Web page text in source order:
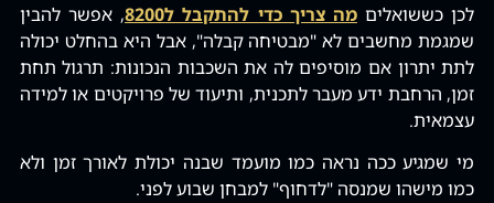
לכן כששואליםמה צריך כדי להתקבל ל8200
‚ אפשר להבין
שמגמת מחשבים לא "מבטיחה קבלה"‚ אבל היא בהחלט יכולה
לתת יתרון אם מוסיפים לה את השכבות הנכונות: תרגול תחת
זמן‚ הרחבת ידע מעבר לתכנית‚ ותיעוד של פרויקטים או למידה
עצמאית.
מי שמגיע ככה נראה כמו מועמד שבנה יכולת לאורך זמן ולא
כמו מישהו שמנסה "לדחוף" למבחן שבוע לפני.